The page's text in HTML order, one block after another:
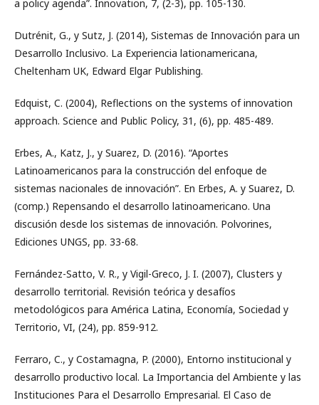
a policy agenda”. Innovation, 7, (2-3), pp. 105-130.
Dutrénit, G., y Sutz, J. (2014), Sistemas de Innovación para un
Desarrollo Inclusivo. La Experiencia lationamericana,
Cheltenham UK, Edward Elgar Publishing.
Edquist, C. (2004), Reflections on the systems of innovation
approach. Science and Public Policy, 31, (6), pp. 485-489.
Erbes, A., Katz, J., y Suarez, D. (2016). “Aportes
Latinoamericanos para la construcción del enfoque de
sistemas nacionales de innovación”. En Erbes, A. y Suarez, D.
(comp.) Repensando el desarrollo latinoamericano. Una
discusión desde los sistemas de innovación. Polvorines,
Ediciones UNGS, pp. 33-68.
Fernández-Satto, V. R., y Vigil-Greco, J. I. (2007), Clusters y
desarrollo territorial. Revisión teórica y desafíos
metodológicos para América Latina, Economía, Sociedad y
Territorio, VI, (24), pp. 859-912.
Ferraro, C., y Costamagna, P. (2000), Entorno institucional y
desarrollo productivo local. La Importancia del Ambiente y las
Instituciones Para el Desarrollo Empresarial. El Caso de